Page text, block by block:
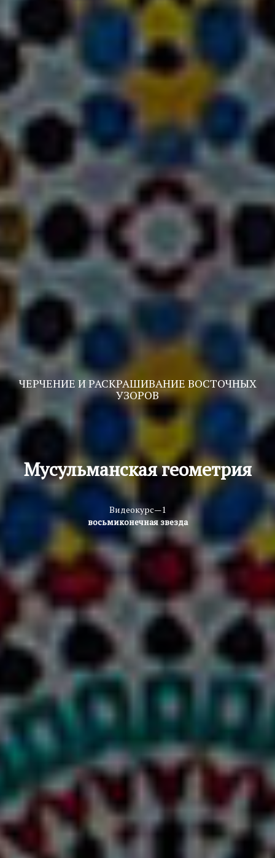
ЧЕРЧЕНИЕ И РАСКРАШИВАНИЕ ВОСТОЧНЫХ
УЗОРОВ
Мусульманская геометрия
Видеокурс—1
восьмиконечная звезда